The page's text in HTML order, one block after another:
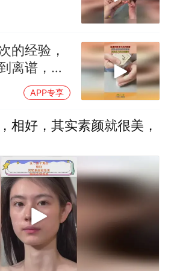
发的吗？
的经验，
离谱，妥
斗 APP专享
相好，其实素颜就很美，